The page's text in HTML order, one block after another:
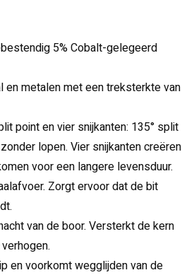
5% Cobalt-gelegeerd
en metalen met een treksterkte van
point en vier snijkanten: 135° split
lopen. Vier snijkanten creëren
voor een langere levensduur.
Zorgt ervoor dat de bit
van de boor. Versterkt de kern
en voorkomt wegglijden van de